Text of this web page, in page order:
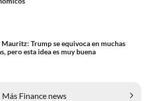
Trump se equivoca en muchas
pero esta idea es muy buena
Más Finance news